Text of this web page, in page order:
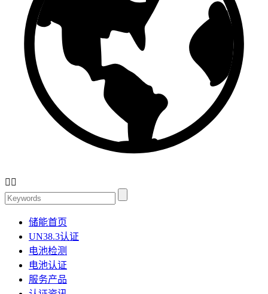
 
储能首页
UN38.3认证
电池检测
电池认证
服务产品